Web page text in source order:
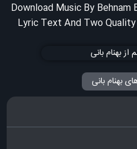
Download Music By Behnam
Lyric Text And Two
بهنام بانی